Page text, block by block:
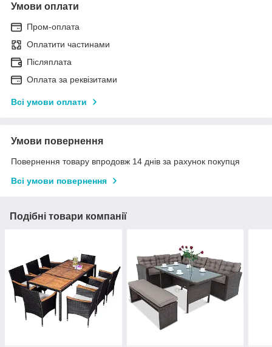
Умови оплати
Пром-оплата
Оплатити частинами
Післяплата
Оплата за реквізитами
Всі умови оплати
Умови повернення
Повернення товару впродовж 14 днів за рахунок покупця
Всі умови повернення
Подібні товари компанії